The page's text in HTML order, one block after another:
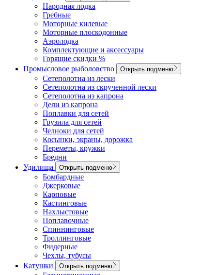
Народная лодка
Гребные
Моторные килевые
Моторные плоскодонные
Аэролодка
Комплектующие и аксессуары
Горящие скидки %
Промысловое рыболовство
Открыть подменю
Сетеполотна из лески
Сетеполотна из скрученной лески
Сетеполотна из капрона
Дели из капрона
Поплавки для сетей
Грузила для сетей
Челноки для сетей
Косынки, экраны, дорожка
Переметы, кружки
Бредни
Удилища
Открыть подменю
Бомбардные
Джерковые
Карповые
Кастинговые
Нахлыстовые
Поплавочные
Спиннинговые
Троллинговые
Фидерные
Чехлы, тубусы
Катушки
Открыть подменю